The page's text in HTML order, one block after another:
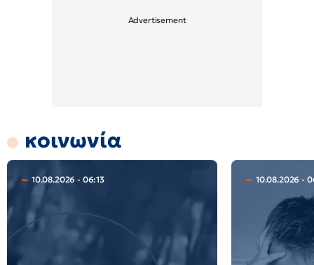
κοινωνία
10.08.2026 - 06:13 10.08.2026 -